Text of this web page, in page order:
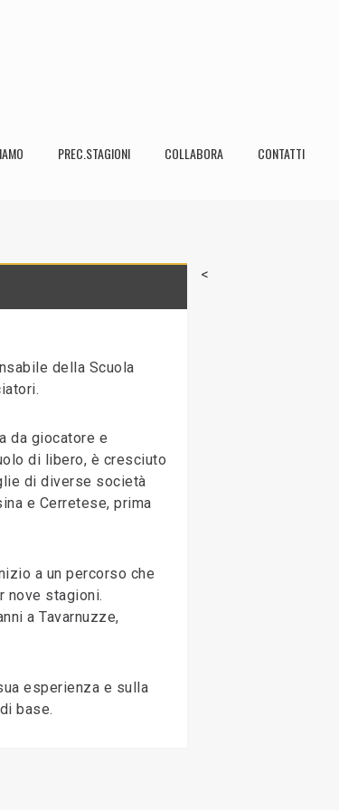
PREC.STAGIONI COLLABORA CONTATTI
della Scuola
da giocatore e
di libero, è cresciuto
di diverse società
e Cerretese, prima
a un percorso che
nove stagioni.
a Tavarnuzze,
esperienza e sulla
base.
<